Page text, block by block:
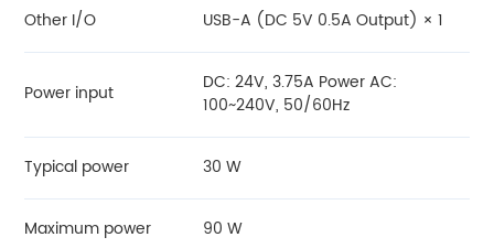
Other I/O USB-A (DC 5V 0.5A Output) × 1
Power input
DC: 24V, 3.75A Power AC:
100~240V, 50/60Hz
Typical power 30 W
Maximum power 90 W